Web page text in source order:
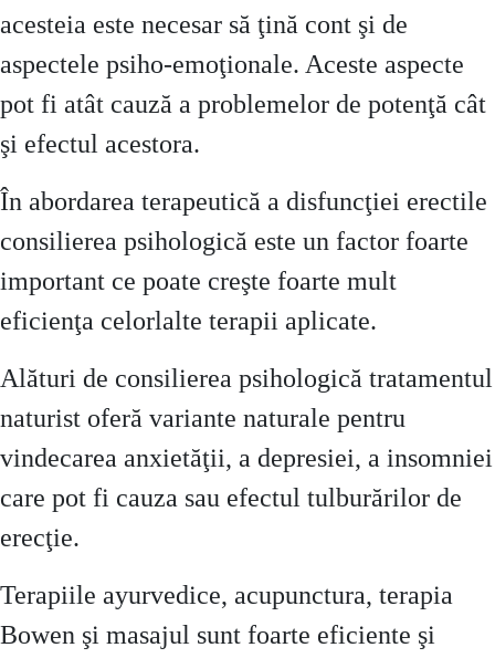
acesteia este necesar să ţină cont şi de
aspectele psiho-emoţionale. Aceste aspecte
pot fi atât cauză a problemelor de potenţă cât
şi efectul acestora.
În abordarea terapeutică a disfuncţiei erectile
consilierea psihologică este un factor foarte
important ce poate creşte foarte mult
eficienţa celorlalte terapii aplicate.
Alături de consilierea psihologică tratamentul
naturist oferă variante naturale pentru
vindecarea anxietăţii, a depresiei, a insomniei
care pot fi cauza sau efectul tulburărilor de
erecţie.
Terapiile ayurvedice, acupunctura, terapia
Bowen şi masajul sunt foarte eficiente şi